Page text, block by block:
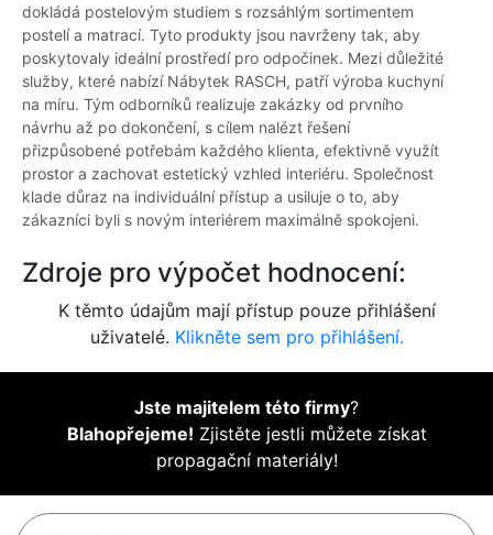
dokládá postelovým studiem s rozsáhlým sortimentem
postelí a matrací. Tyto produkty jsou navrženy tak, aby
poskytovaly ideální prostředí pro odpočinek. Mezi důležité
služby, které nabízí Nábytek RASCH, patří výroba kuchyní
na míru. Tým odborníků realizuje zakázky od prvního
návrhu až po dokončení, s cílem nalézt řešení
přizpůsobené potřebám každého klienta, efektivně využít
prostor a zachovat estetický vzhled interiéru. Společnost
klade důraz na individuální přístup a usiluje o to, aby
zákazníci byli s novým interiérem maximálně spokojeni.
Zdroje pro výpočet hodnocení:
K těmto údajům mají přístup pouze přihlášení
uživatelé. Klikněte sem pro přihlášení.
Jste majitelem této firmy?
Blahopřejeme! Zjistěte jestli můžete získat
propagační materiály!